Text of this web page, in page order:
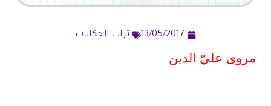
13/05/2017 تراب الحكايات
مروى عليّ الدين